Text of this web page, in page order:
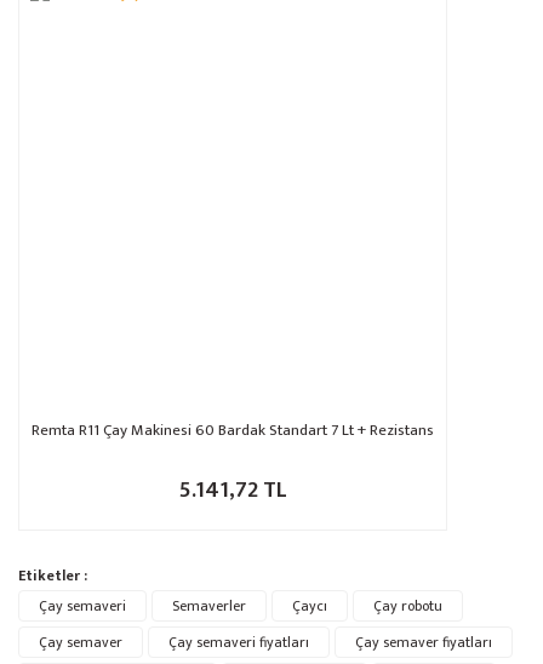
Remta R11 Çay Makinesi 60 Bardak Standart 7 Lt + Rezistans
5.141,72 TL
Etiketler :
Çay semaveri
Semaverler Çaycı
Çay robotu
Çay semaver
Çay semaveri fiyatları
Çay semaver fiyatları